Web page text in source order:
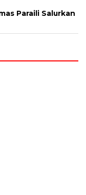
Paraili Salurkan